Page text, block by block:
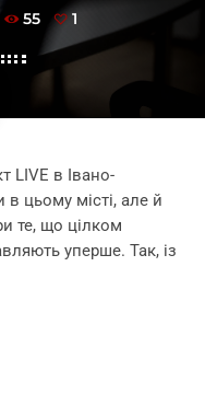
55 1
LIVE в Івано-
в цьому місті, але й
те, що цілком
уперше. Так, із